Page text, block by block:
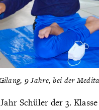
9 Jahre, bei der
Schüler der 3.